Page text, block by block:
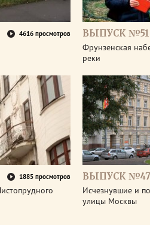
4616 просмотров ВЫПУСК №51
Фрунзенская
реки
1885 просмотров ВЫПУСК №47
Исчезнувшие и
улицы Москвы